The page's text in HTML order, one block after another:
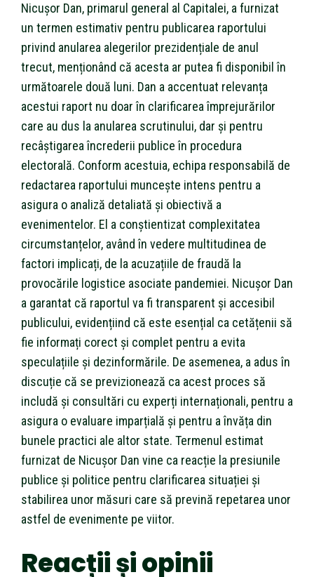
Nicușor Dan, primarul general al Capitalei, a furnizat
un termen estimativ pentru publicarea raportului
privind anularea alegerilor prezidențiale de anul
trecut, menționând că acesta ar putea fi disponibil în
următoarele două luni. Dan a accentuat relevanța
acestui raport nu doar în clarificarea împrejurărilor
care au dus la anularea scrutinului, dar și pentru
recâștigarea încrederii publice în procedura
electorală. Conform acestuia, echipa responsabilă de
redactarea raportului muncește intens pentru a
asigura o analiză detaliată și obiectivă a
evenimentelor. El a conștientizat complexitatea
circumstanțelor, având în vedere multitudinea de
factori implicați, de la acuzațiile de fraudă la
provocările logistice asociate pandemiei. Nicușor Dan
a garantat că raportul va fi transparent și accesibil
publicului, evidențiind că este esențial ca cetățenii să
fie informați corect și complet pentru a evita
speculațiile și dezinformările. De asemenea, a adus în
discuție că se previzionează ca acest proces să
includă și consultări cu experți internaționali, pentru a
asigura o evaluare imparțială și pentru a învăța din
bunele practici ale altor state. Termenul estimat
furnizat de Nicușor Dan vine ca reacție la presiunile
publice și politice pentru clarificarea situației și
stabilirea unor măsuri care să prevină repetarea unor
astfel de evenimente pe viitor.
Reacții și opinii